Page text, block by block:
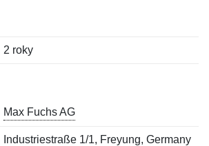
2 roky
Max Fuchs AG
Industriestraße 1/1, Freyung, Germany